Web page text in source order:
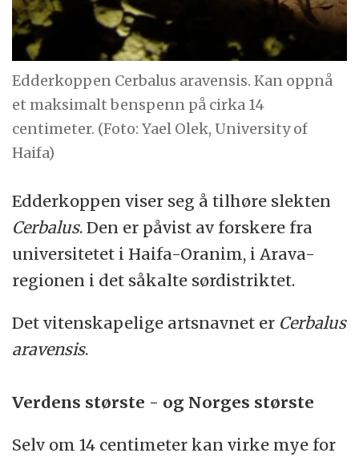
Edderkoppen Cerbalus aravensis. Kan oppnå
et maksimalt benspenn på cirka 14
centimeter. (Foto: Yael Olek, University of
Haifa)
Edderkoppen viser seg å tilhøre slekten
Cerbalus. Den er påvist av forskere fra
universitetet i Haifa-Oranim, i Arava-
regionen i det såkalte sørdistriktet.
Det vitenskapelige artsnavnet er Cerbalus
aravensis.
Verdens største - og Norges største
Selv om 14 centimeter kan virke mye for